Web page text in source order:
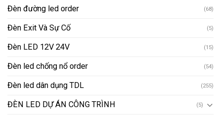
Đèn đường led order (68)
Đèn Exit Và Sự Cố (5)
Đèn LED 12V 24V (15)
Đèn led chống nổ order (54)
Đèn led dân dụng TDL (255)
ĐÈN LED DỰ ÁN CÔNG TRÌNH (5)